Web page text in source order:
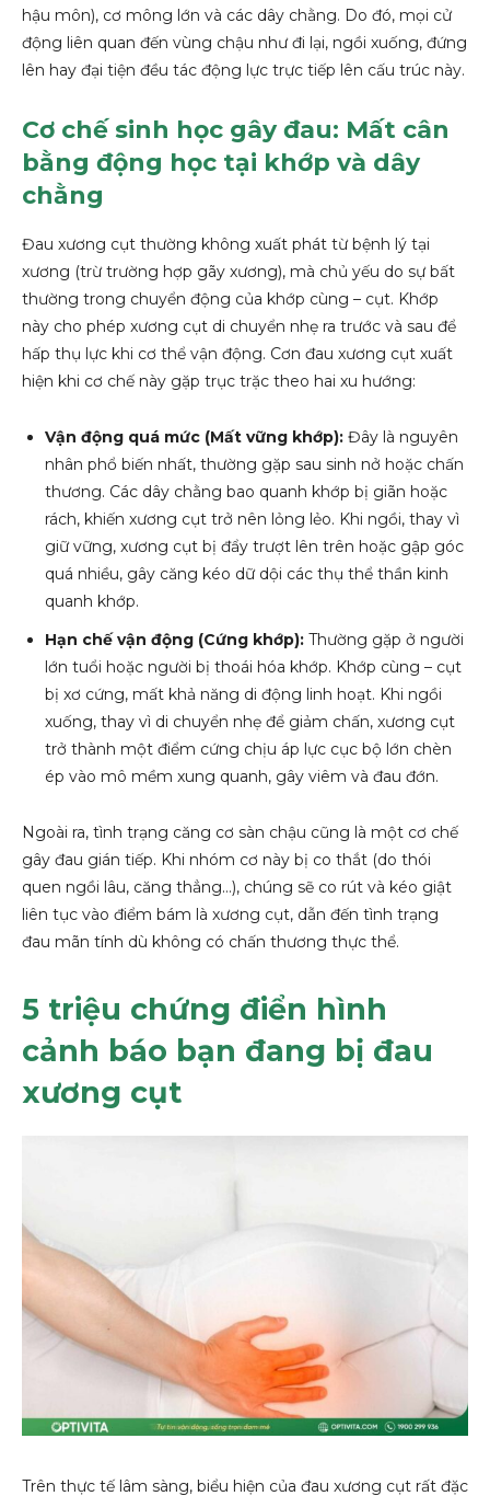
hậu môn), cơ mông lớn và các dây chằng. Do đó, mọi cử
động liên quan đến vùng chậu như đi lại, ngồi xuống, đứng
lên hay đại tiện đều tác động lực trực tiếp lên cấu trúc này.
Cơ chế sinh học gây đau: Mất cân
bằng động học tại khớp và dây
chằng
Đau xương cụt thường không xuất phát từ bệnh lý tại
xương (trừ trường hợp gãy xương), mà chủ yếu do sự bất
thường trong chuyển động của khớp cùng – cụt. Khớp
này cho phép xương cụt di chuyển nhẹ ra trước và sau để
hấp thụ lực khi cơ thể vận động. Cơn đau xương cụt xuất
hiện khi cơ chế này gặp trục trặc theo hai xu hướng:
Vận động quá mức (Mất vững khớp): Đây là nguyên
nhân phổ biến nhất, thường gặp sau sinh nở hoặc chấn
thương. Các dây chằng bao quanh khớp bị giãn hoặc
rách, khiến xương cụt trở nên lỏng lẻo. Khi ngồi, thay vì
giữ vững, xương cụt bị đẩy trượt lên trên hoặc gập góc
quá nhiều, gây căng kéo dữ dội các thụ thể thần kinh
quanh khớp.
Hạn chế vận động (Cứng khớp): Thường gặp ở người
lớn tuổi hoặc người bị thoái hóa khớp. Khớp cùng – cụt
bị xơ cứng, mất khả năng di động linh hoạt. Khi ngồi
xuống, thay vì di chuyển nhẹ để giảm chấn, xương cụt
trở thành một điểm cứng chịu áp lực cục bộ lớn chèn
ép vào mô mềm xung quanh, gây viêm và đau đớn.
Ngoài ra, tình trạng căng cơ sàn chậu cũng là một cơ chế
gây đau gián tiếp. Khi nhóm cơ này bị co thắt (do thói
quen ngồi lâu, căng thẳng…), chúng sẽ co rút và kéo giật
liên tục vào điểm bám là xương cụt, dẫn đến tình trạng
đau mãn tính dù không có chấn thương thực thể.
5 triệu chứng điển hình
cảnh báo bạn đang bị đau
xương cụt
Trên thực tế lâm sàng, biểu hiện của đau xương cụt rất đặc